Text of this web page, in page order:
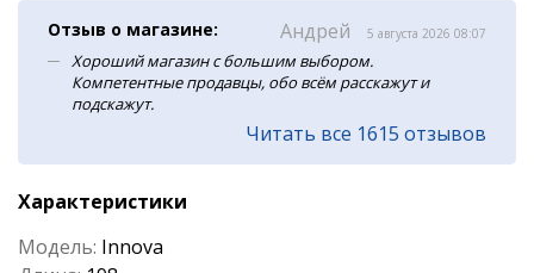
Отзыв о магазине: Андрей 5 августа 2026 08:07
Хороший магазин с большим выбором.
Компетентные продавцы, обо всём расскажут и
подскажут.
Читать все 1615 отзывов
Характеристики
Модель: Innova